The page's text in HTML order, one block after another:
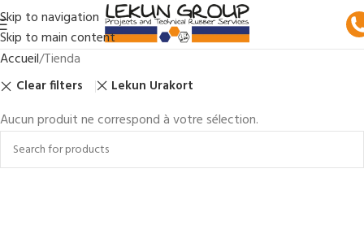
Skip to navigation
Skip to main content
Accueil Tienda
Clear filters Lekun Urakort
Aucun produit ne correspond à votre sélection.